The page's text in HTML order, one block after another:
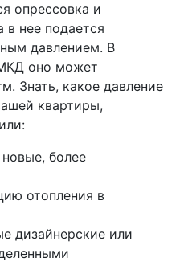
опрессовка и
в нее подается
давлением. В
оно может
Знать, какое давление
квартиры,
более
отопления в
дизайнерские или